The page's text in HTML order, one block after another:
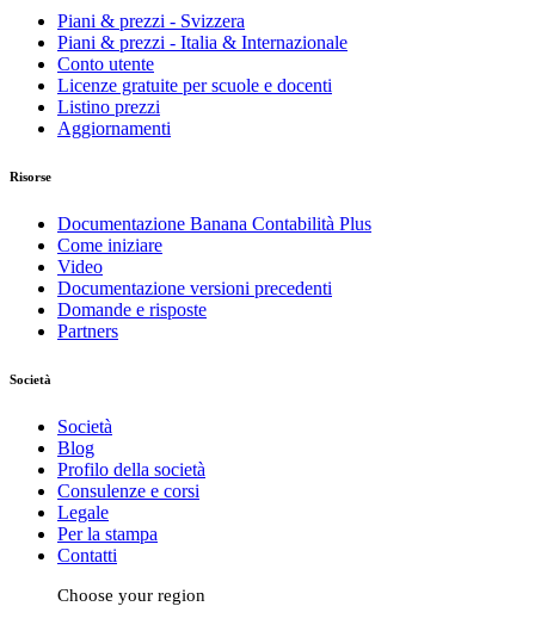
Piani & prezzi - Svizzera
Piani & prezzi - Italia & Internazionale
Conto utente
Licenze gratuite per scuole e docenti
Listino prezzi
Aggiornamenti
Risorse
Documentazione Banana Contabilità Plus
Come iniziare
Video
Documentazione versioni precedenti
Domande e risposte
Partners
Società
Società
Blog
Profilo della società
Consulenze e corsi
Legale
Per la stampa
Contatti
Choose your region